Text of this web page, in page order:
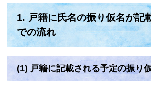
1. 戸籍に氏名の振り仮名が記
での流れ
(1) 戸籍に記載される予定の振り